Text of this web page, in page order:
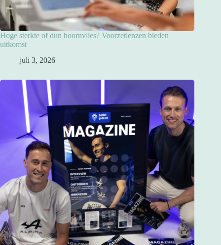
Hoge sterkte of dun hoornvlies? Voorzetlenzen bieden
uitkomst
juli 3, 2026